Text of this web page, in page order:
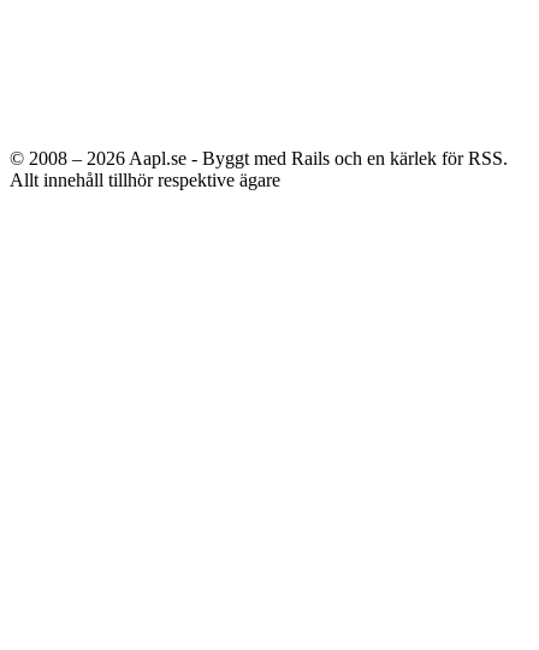
© 2008 – 2026 Aapl.se - Byggt med Rails och en kärlek för RSS.
Allt innehåll tillhör respektive ägare